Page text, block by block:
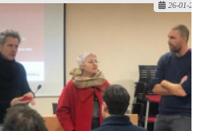
26-01-2023